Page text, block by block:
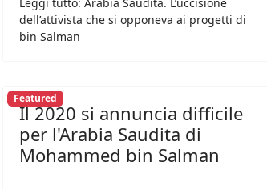
dell’attivista che si opponeva ai progetti di
bin Salman
Featured
Il 2020 si annuncia difficile
per l'Arabia Saudita di
Mohammed bin Salman